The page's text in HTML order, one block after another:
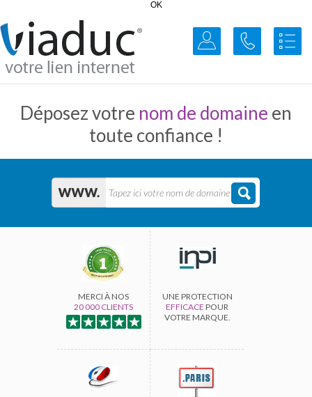
OK
Déposez votre nom de domaine en
toute confiance !
MERCI À NOS
20 000 CLIENTS
UNE PROTECTION
EFFICACE POUR
VOTRE MARQUE.